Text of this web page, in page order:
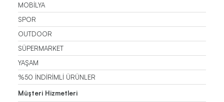
MOBİLYA
SPOR
OUTDOOR
SÜPERMARKET
YAŞAM
%50 İNDİRİMLİ ÜRÜNLER
Müşteri Hizmetleri